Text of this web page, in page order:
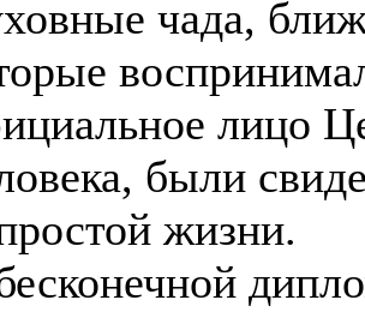
чада,
лицо
были
жизни.